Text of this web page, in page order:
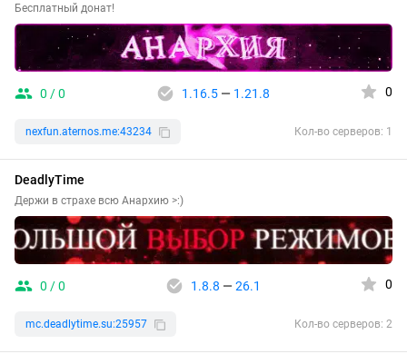
Бесплатный донат!
0 / 0 1.16.5— 1.21.8 0
nexfun.aternos.me:43234 Кол-во серверов: 1
DeadlyTime
Держи в страхе всю Анархию >:)
0 / 0 1.8.8 — 26.1 0
mc.deadlytime.su:25957 Кол-во серверов: 2